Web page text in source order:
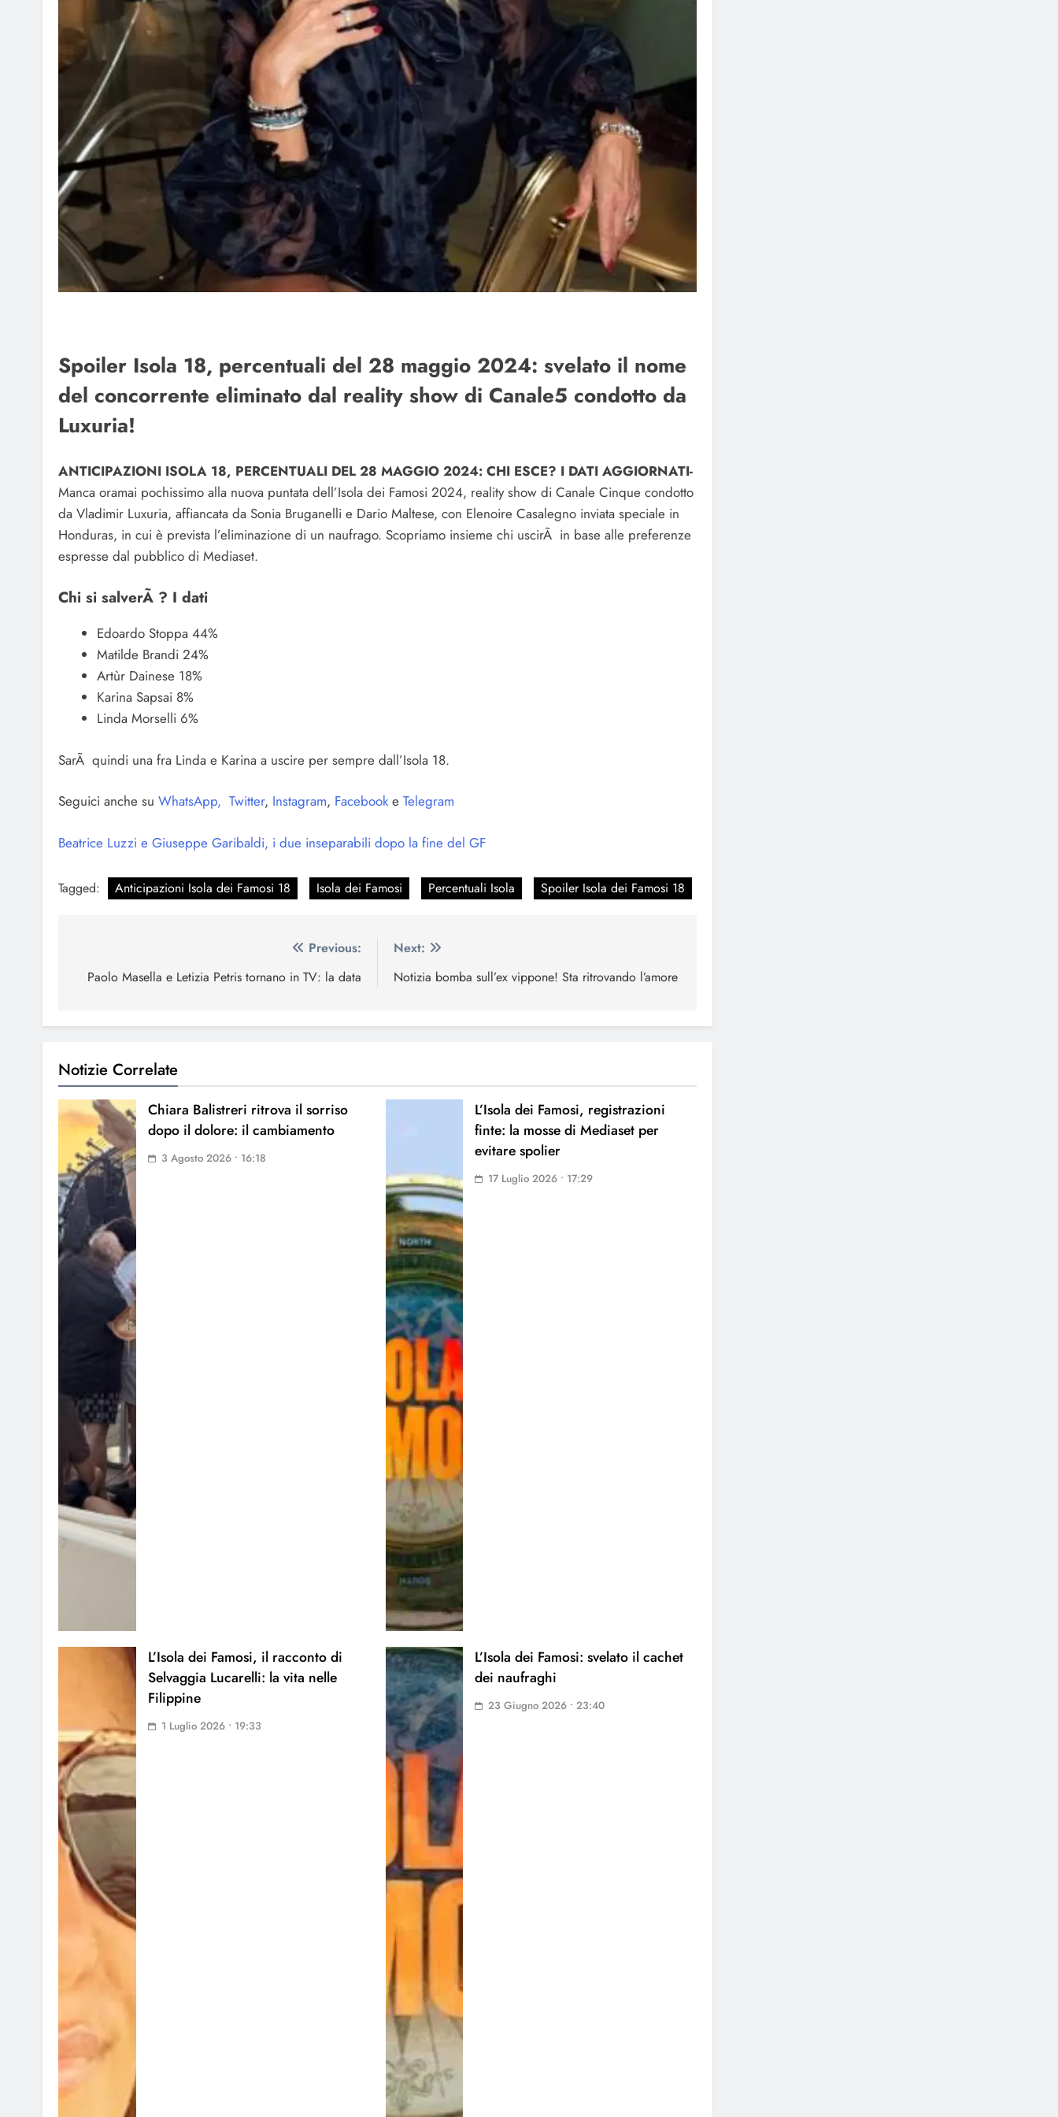
Spoiler Isola 18, percentuali del 28 maggio 2024: svelato il nome
del concorrente eliminato dal reality show di Canale5 condotto da
Luxuria!
ANTICIPAZIONI ISOLA 18, PERCENTUALI DEL 28 MAGGIO 2024: CHI ESCE? I DATI AGGIORNATI-
Manca oramai pochissimo alla nuova puntata dell’Isola dei Famosi 2024, reality show di Canale Cinque condotto
da Vladimir Luxuria, affiancata da Sonia Bruganelli e Dario Maltese, con Elenoire Casalegno inviata speciale in
Honduras, in cui è prevista l’eliminazione di un naufrago. Scopriamo insieme chi uscirÃ in base alle preferenze
espresse dal pubblico di Mediaset.
Chi si salverÃ ? I dati
Edoardo Stoppa 44%
Matilde Brandi 24%
Artùr Dainese 18%
Karina Sapsai 8%
Linda Morselli 6%
SarÃ quindi una fra Linda e Karina a uscire per sempre dall’Isola 18.
Seguici anche su WhatsApp, Twitter, Instagram, Facebooke Telegram
Beatrice Luzzi e Giuseppe Garibaldi, i due inseparabili dopo la fine del GF
Tagged: Anticipazioni Isola dei Famosi 18 Isola dei Famosi Percentuali Isola Spoiler Isola dei Famosi 18
articoli
Previous:
Paolo Masella e Letizia Petris tornano in TV: la data
Next:
Notizia bomba sull’ex vippone! Sta ritrovando l’amore
Notizie Correlate
Chiara Balistreri ritrova il sorriso
dopo il dolore: il cambiamento
3 Agosto 2026 • 16:18
L’Isola dei Famosi, registrazioni
finte: la mosse di Mediaset per
evitare spolier
17 Luglio 2026 • 17:29
L’Isola dei Famosi, il racconto di
Selvaggia Lucarelli: la vita nelle
Filippine
1 Luglio 2026 • 19:33
L’Isola dei Famosi: svelato il cachet
dei naufraghi
23 Giugno 2026 • 23:40